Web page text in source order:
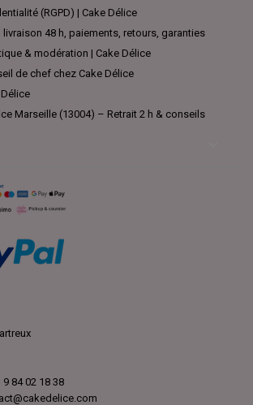
(RGPD) | Cake Délice
livraison 48 h, paiements, retours, garanties
& modération | Cake Délice
de chef chez Cake Délice
Marseille (13004) – Retrait 2 h & conseils
9 84 02 18 38